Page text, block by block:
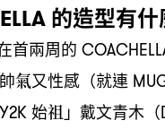
的造型有
首兩周的
氣又性感 （就連
Y2K始祖」戴文青木